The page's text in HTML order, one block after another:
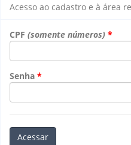
Acesso ao cadastro e à área
CPF (somente números)
Senha
Acessar